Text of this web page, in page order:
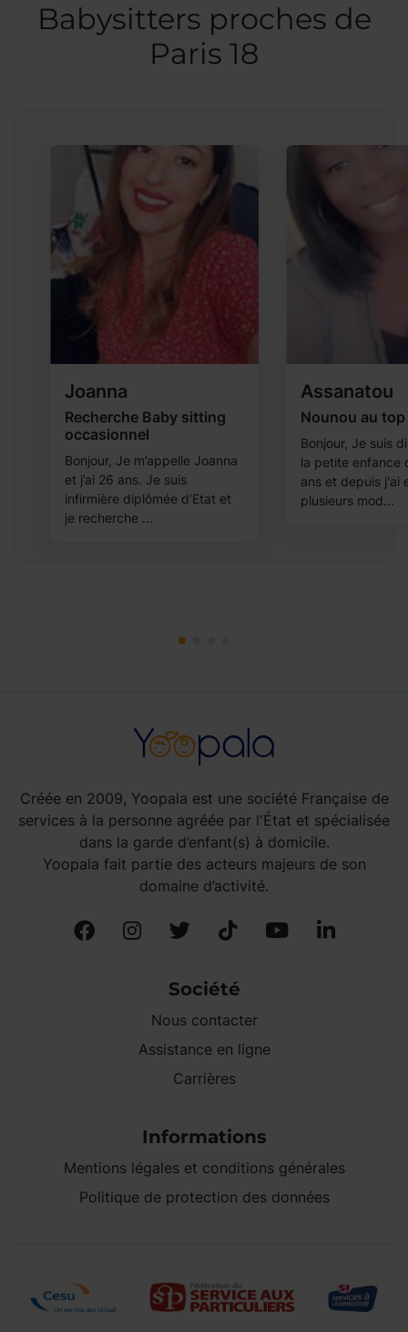
Babysitters proches de
Paris 18
Joanna
Recherche Baby sitting
occasionnel
Bonjour, Je m’appelle Joanna
et j’ai 26 ans. Je suis
infirmière diplômée d’Etat et
je recherche ...
Assanatou
Nounou au
Bonjour, Je suis
la petite enfance
ans et depuis j'ai
plusieurs mod...
Créée en 2009, Yoopala est une société Française de
services à la personne agréée par l'État et spécialisée
dans la garde d’enfant(s) à domicile.
Yoopala fait partie des acteurs majeurs de son
domaine d’activité.
Société
Nous contacter
Assistance en ligne
Carrières
Informations
Mentions légales et conditions générales
Politique de protection des données